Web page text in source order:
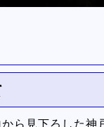
ら見下ろした神